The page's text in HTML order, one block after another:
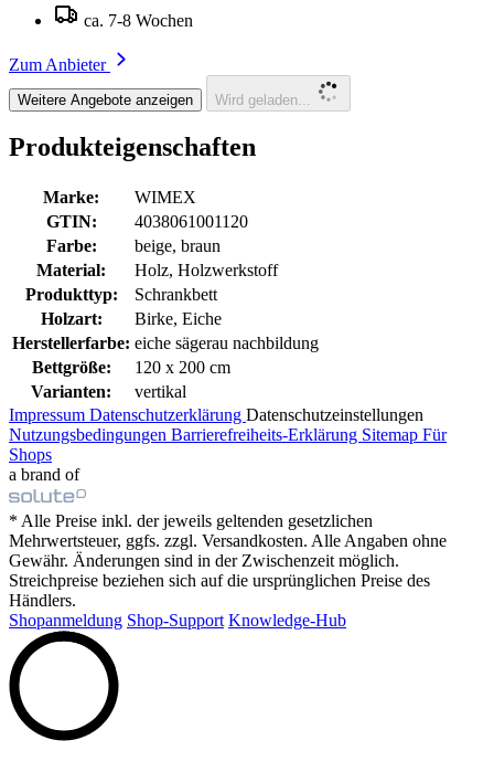
ca. 7-8 Wochen
Zum Anbieter
Weitere Angebote anzeigen Wird geladen...
Produkteigenschaften
Marke:
WIMEX
GTIN:
4038061001120
Farbe:
beige, braun
Material:
Holz, Holzwerkstoff
Produkttyp:
Schrankbett
Holzart:
Birke, Eiche
Herstellerfarbe: eiche sägerau nachbildung
Bettgröße:
120 x 200 cm
Varianten:
vertikal
Impressum Datenschutzerklärung Datenschutzeinstellungen
Nutzungsbedingungen Barrierefreiheits-Erklärung Sitemap Für
Shops
a brand of
* Alle Preise inkl. der jeweils geltenden gesetzlichen
Mehrwertsteuer, ggfs. zzgl. Versandkosten. Alle Angaben ohne
Gewähr. Änderungen sind in der Zwischenzeit möglich.
Streichpreise beziehen sich auf die ursprünglichen Preise des
Händlers.
Shopanmeldung Shop-Support Knowledge-Hub